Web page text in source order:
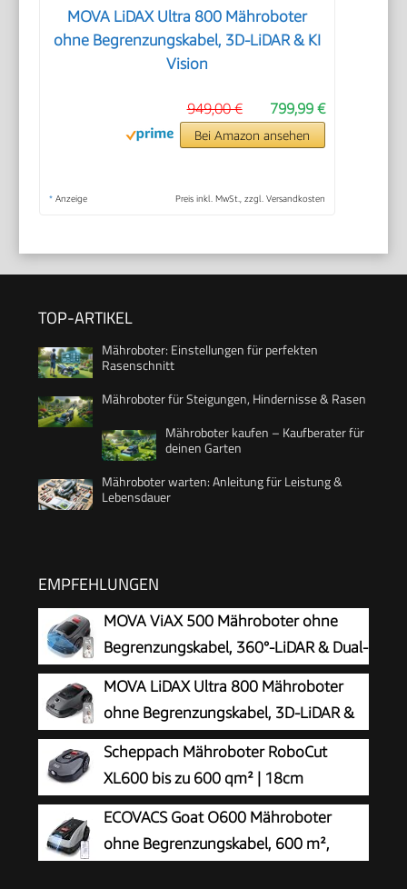
MOVA LiDAX Ultra 800 Mähroboter
ohne Begrenzungskabel, 3D-LiDAR & KI
Vision
799,99 €
949,00 €
Bei Amazon ansehen
* Anzeige Preis inkl. MwSt., zzgl. Versandkosten
TOP-ARTIKEL
Mähroboter: Einstellungen für perfekten
Rasenschnitt
Mähroboter für Steigungen, Hindernisse & Rasen
Mähroboter kaufen – Kaufberater für
deinen Garten
Mähroboter warten: Anleitung für Leistung &
Lebensdauer
EMPFEHLUNGEN
MOVA ViAX 500 Mähroboter ohne
Begrenzungskabel, 360°-LiDAR & Dual-
KI-Vision
MOVA LiDAX Ultra 800 Mähroboter
ohne Begrenzungskabel, 3D-LiDAR &
KI Vision
Scheppach Mähroboter RoboCut
XL600 bis zu 600 qm² | 18cm
Schnittbreite | 20-60 mm Schnitthöhe
| Regensensor | WiFi & BT | App gesteuert | 35%
Steigung | mit Station, 9 Messer, 130m Kabel &
ECOVACS Goat O600 Mähroboter
ohne Begrenzungskabel, 600 m²,